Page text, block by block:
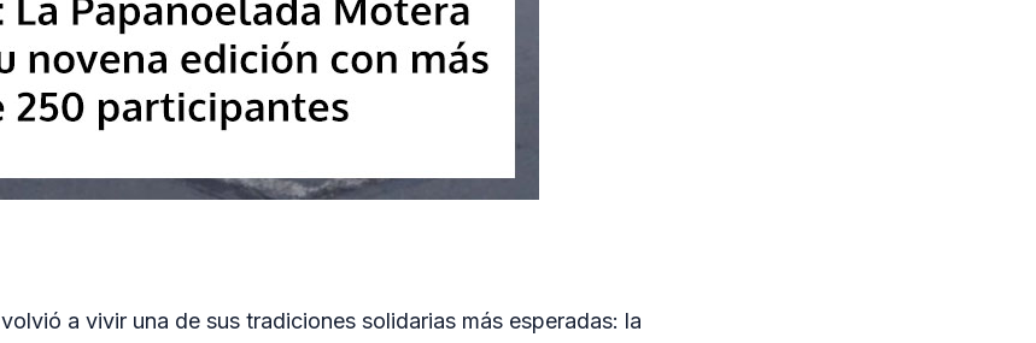
volvió a vivir una de sus tradiciones solidarias más esperadas: la